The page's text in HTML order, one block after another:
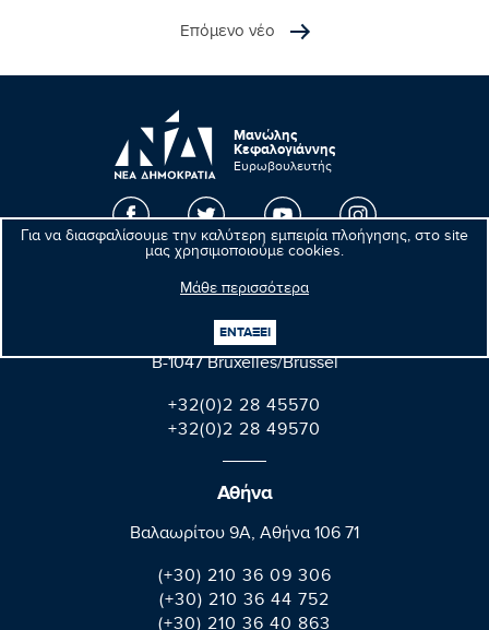
Για να διασφαλίσουμε την καλύτερη εμπειρία πλοήγησης, στο site
μας χρησιμοποιούμε cookies.
Μάθε περισσότερα
ΕΝΤΑΞΕΙ
Επόμενο νέο
Μανώλης
Κεφαλογιάννης
Ευρωβουλευτής
Βρυξέλλες
Parlement européen Bât. Altiero Spinelli
08E165 60, rue Wiertz / Wiertzstraat 60
B-1047 Bruxelles/Brussel
+32(0)2 28 45570
+32(0)2 28 49570
Αθήνα
Βαλαωρίτου 9A, Aθήνα 106 71
(+30) 210 36 09 306
(+30) 210 36 44 752